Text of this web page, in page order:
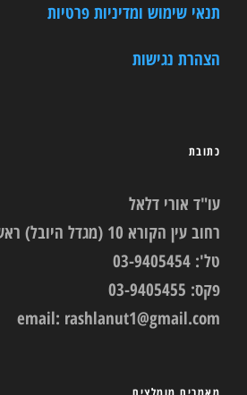
תנאי שימוש ומדיניות פרטיות
הצהרת נגישות
כתובת
עו"ד אורי דלאל
רחוב עין הקורא 10 (מגדל היובל) ראשון לציון קומה 9.
טל': 03-9405454
פקס: 03-9405455
email: rashlanut1@gmail.com